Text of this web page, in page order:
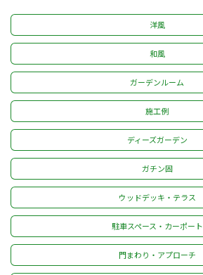
洋風
和風
ガーデンルーム
施工例
ディーズガーデン
ガチン固
ウッドデッキ・テラス
駐車スペース・カーポート
門まわり・アプローチ